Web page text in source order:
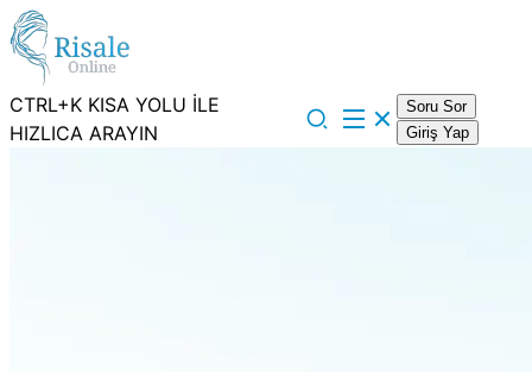
CTRL+K KISA YOLU İLE
HIZLICA ARAYIN
Soru Sor
Giriş Yap